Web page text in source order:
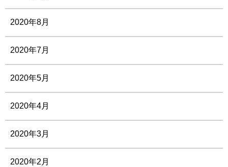
2020年8月
2020年7月
2020年5月
2020年4月
2020年3月
2020年2月